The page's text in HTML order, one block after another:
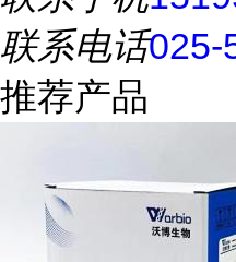
联系电话025-
推荐产品